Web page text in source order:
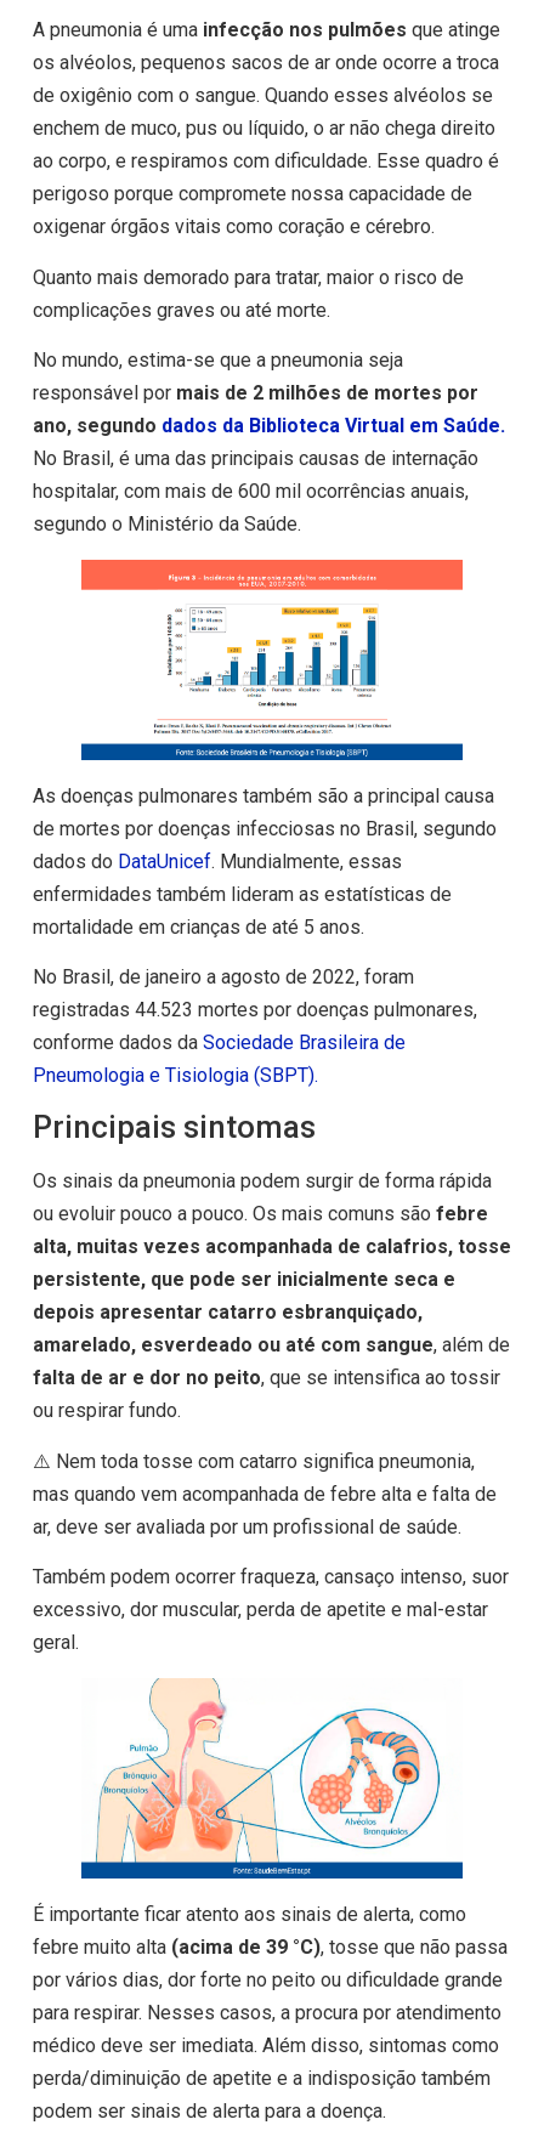
A pneumonia é uma infecção nos pulmões que atinge
os alvéolos, pequenos sacos de ar onde ocorre a troca
de oxigênio com o sangue. Quando esses alvéolos se
enchem de muco, pus ou líquido, o ar não chega direito
ao corpo, e respiramos com dificuldade. Esse quadro é
perigoso porque compromete nossa capacidade de
oxigenar órgãos vitais como coração e cérebro.
Quanto mais demorado para tratar, maior o risco de
complicações graves ou até morte.
No mundo, estima-se que a pneumonia seja
responsável por mais de 2 milhões de mortes por
ano, segundo dados da Biblioteca Virtual em Saúde.
No Brasil, é uma das principais causas de internação
hospitalar, com mais de 600 mil ocorrências anuais,
segundo o Ministério da Saúde.
As doenças pulmonares também são a principal causa
de mortes por doenças infecciosas no Brasil, segundo
dados do DataUnicef. Mundialmente, essas
enfermidades também lideram as estatísticas de
mortalidade em crianças de até 5 anos.
No Brasil, de janeiro a agosto de 2022, foram
registradas 44.523 mortes por doenças pulmonares,
conforme dados da Sociedade Brasileira de
Pneumologia e Tisiologia (SBPT).
Principais sintomas
Os sinais da pneumonia podem surgir de forma rápida
ou evoluir pouco a pouco. Os mais comuns são febre
alta, muitas vezes acompanhada de calafrios, tosse
persistente, que pode ser inicialmente seca e
depois apresentar catarro esbranquiçado,
amarelado, esverdeado ou até com sangue, além de
falta de ar e dor no peito, que se intensifica ao tossir
ou respirar fundo.
⚠️ Nem toda tosse com catarro significa pneumonia,
mas quando vem acompanhada de febre alta e falta de
ar, deve ser avaliada por um profissional de saúde.
Também podem ocorrer fraqueza, cansaço intenso, suor
excessivo, dor muscular, perda de apetite e mal-estar
geral.
É importante ficar atento aos sinais de alerta, como
febre muito alta(acima de 39 °C), tosse que não passa
por vários dias, dor forte no peito ou dificuldade grande
para respirar. Nesses casos, a procura por atendimento
médico deve ser imediata. Além disso, sintomas como
perda/diminuição de apetite e a indisposição também
podem ser sinais de alerta para a doença.